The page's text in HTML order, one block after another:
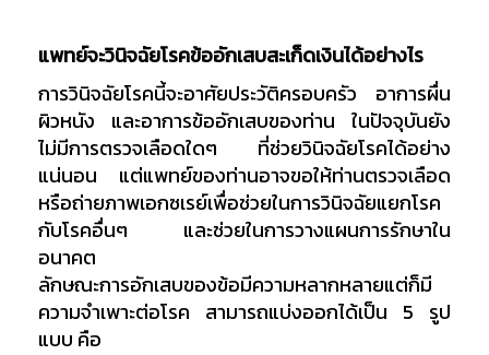
แพทย์จะวินิจฉัยโรคข้ออักเสบสะเก็ดเงินได้อย่างไร
การวินิจฉัยโรคนี้จะอาศัยประวัติครอบครัว อาการผื่น
ผิวหนัง และอาการข้ออักเสบของท่าน ในปัจจุบันยัง
ไม่มีการตรวจเลือดใดๆ ที่ช่วยวินิจฉัยโรคได้อย่าง
แน่นอน แต่แพทย์ของท่านอาจขอให้ท่านตรวจเลือด
หรือถ่ายภาพเอกซเรย์เพื่อช่วยในการวินิจฉัยแยกโรค
กับโรคอื่นๆ และช่วยในการวางแผนการรักษาใน
อนาคต
ลักษณะการอักเสบของข้อมีความหลากหลายแต่ก็มี
ความจำเพาะต่อโรค สามารถแบ่งออกได้เป็น 5 รูป
แบบ คือ